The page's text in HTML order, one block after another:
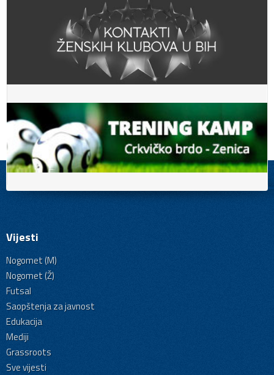
Vijesti
Nogomet (M)
Nogomet (Ž)
Futsal
Saopštenja za javnost
Edukacija
Mediji
Grassroots
Sve vijesti